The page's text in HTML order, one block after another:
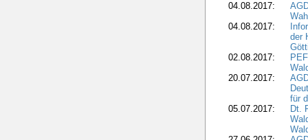
04.08.2017:
04.08.2017:
der
02.08.2017:
20.07.2017:
für
05.07.2017:
Dt.